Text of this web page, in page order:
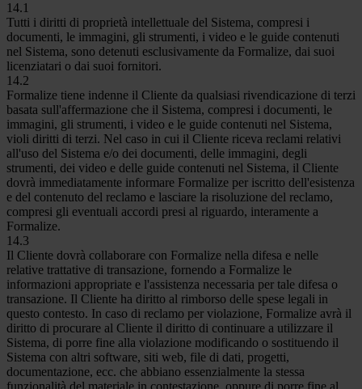
14.1
Tutti i diritti di proprietà intellettuale del Sistema, compresi i
documenti, le immagini, gli strumenti, i video e le guide contenuti
nel Sistema, sono detenuti esclusivamente da Formalize, dai suoi
licenziatari o dai suoi fornitori.
14.2
Formalize tiene indenne il Cliente da qualsiasi rivendicazione di terzi
basata sull'affermazione che il Sistema, compresi i documenti, le
immagini, gli strumenti, i video e le guide contenuti nel Sistema,
violi diritti di terzi. Nel caso in cui il Cliente riceva reclami relativi
all'uso del Sistema e/o dei documenti, delle immagini, degli
strumenti, dei video e delle guide contenuti nel Sistema, il Cliente
dovrà immediatamente informare Formalize per iscritto dell'esistenza
e del contenuto del reclamo e lasciare la risoluzione del reclamo,
compresi gli eventuali accordi presi al riguardo, interamente a
Formalize.
14.3
Il Cliente dovrà collaborare con Formalize nella difesa e nelle
relative trattative di transazione, fornendo a Formalize le
informazioni appropriate e l'assistenza necessaria per tale difesa o
transazione. Il Cliente ha diritto al rimborso delle spese legali in
questo contesto. In caso di reclamo per violazione, Formalize avrà il
diritto di procurare al Cliente il diritto di continuare a utilizzare il
Sistema, di porre fine alla violazione modificando o sostituendo il
Sistema con altri software, siti web, file di dati, progetti,
documentazione, ecc. che abbiano essenzialmente la stessa